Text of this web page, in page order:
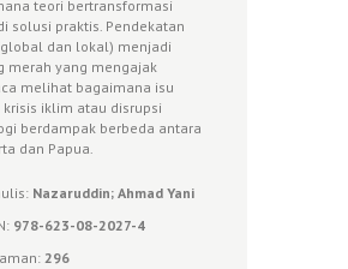
teori bertransformasi
solusi praktis. Pendekatan
dan lokal) menjadi
merah yang mengajak
melihat bagaimana isu
krisis iklim atau disrupsi
berdampak berbeda antara
dan Papua.
Nazaruddin; Ahmad Yani
978-623-08-2027-4
296